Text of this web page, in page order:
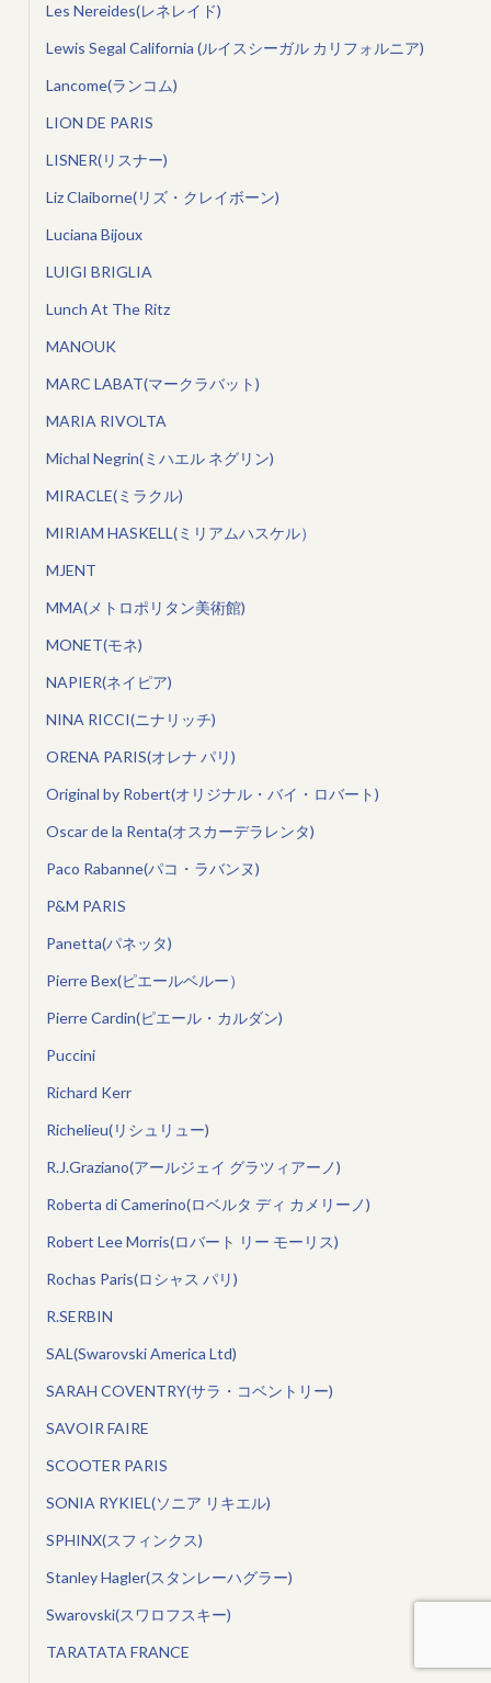
Les Nereides(レネレイド)
Lewis Segal California (ルイスシーガル カリフォルニア)
Lancome(ランコム)
LION DE PARIS
LISNER(リスナー)
Liz Claiborne(リズ・クレイボーン)
Luciana Bijoux
LUIGI BRIGLIA
Lunch At The Ritz
MANOUK
MARC LABAT(マークラバット)
MARIA RIVOLTA
Michal Negrin(ミハエル ネグリン)
MIRACLE(ミラクル)
MIRIAM HASKELL(ミリアムハスケル）
MJENT
MMA(メトロポリタン美術館)
MONET(モネ)
NAPIER(ネイピア)
NINA RICCI(ニナリッチ)
ORENA PARIS(オレナ パリ)
Original by Robert(オリジナル・バイ・ロバート)
Oscar de la Renta(オスカーデラレンタ)
Paco Rabanne(パコ・ラバンヌ)
P&M PARIS
Panetta(パネッタ)
Pierre Bex(ピエールベルー）
Pierre Cardin(ピエール・カルダン)
Puccini
Richard Kerr
Richelieu(リシュリュー)
R.J.Graziano(アールジェイ グラツィアーノ)
Roberta di Camerino(ロベルタ ディ カメリーノ)
Robert Lee Morris(ロバート リー モーリス)
Rochas Paris(ロシャス パリ)
R.SERBIN
SAL(Swarovski America Ltd)
SARAH COVENTRY(サラ・コベントリー)
SAVOIR FAIRE
SCOOTER PARIS
SONIA RYKIEL(ソニア リキエル)
SPHINX(スフィンクス)
Stanley Hagler(スタンレーハグラー)
Swarovski(スワロフスキー)
TARATATA FRANCE